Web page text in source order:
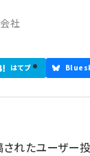
社
はてブ
れたユーザー